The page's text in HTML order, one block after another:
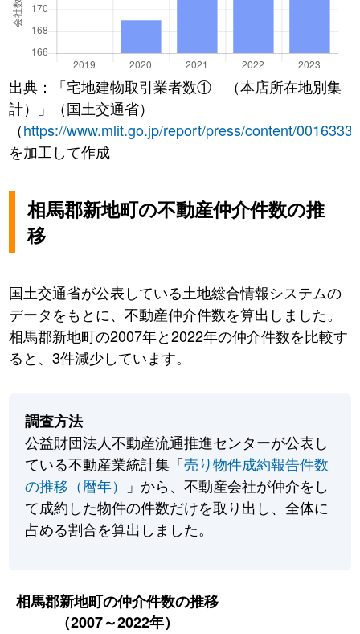
出典：「宅地建物取引業者数① （本店所在地別集
計）」（国土交通省）
（https://www.mlit.go.jp/report/press/content/
を加工して作成
相馬郡新地町の不動産仲介件数の推
移
国土交通省が公表している土地総合情報システムの
データをもとに、不動産仲介件数を算出しました。
相馬郡新地町の2007年と2022年の仲介件数を比較す
ると、3件減少しています。
調査方法
公益財団法人不動産流通推進センターが公表し
ている不動産業統計集「売り物件成約報告件数
の推移（暦年）
」から、不動産会社が仲介をし
て成約した物件の件数だけを取り出し、全体に
占める割合を算出しました。
相馬郡新地町の仲介件数の推移
（2007～2022年）